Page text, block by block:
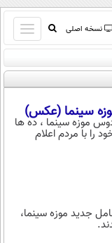
نسخه اصلی
باز
و
بسته
کردن
منوسینما (عکس)
موزه سینما ، ده ها
را با مردم اعلام
جدید موزه سینما،